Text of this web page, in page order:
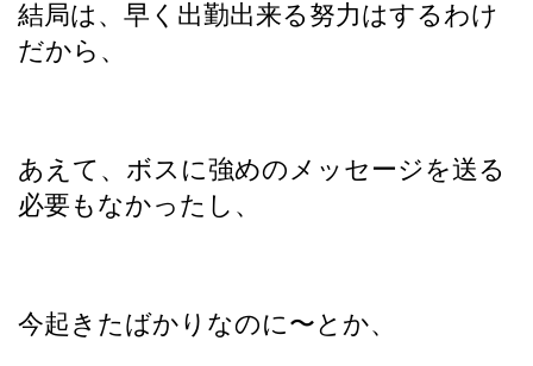
結局は、早く出勤出来る努力はするわけ
だから、
あえて、ボスに強めのメッセージを送る
必要もなかったし、
今起きたばかりなのに〜とか、